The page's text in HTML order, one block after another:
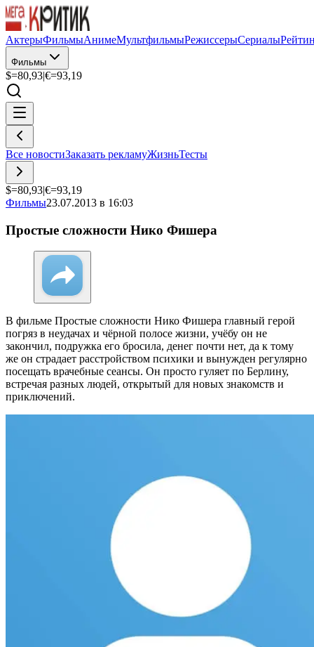
АктерыФильмыАнимеМультфильмыРежиссерыСериалы
Фильмы
$=80,93|€=93,19
Все новостиЗаказать рекламуЖизньТесты
$=80,93|€=93,19
Фильмы23.07.2013 в 16:03
Простые сложности Нико Фишера
В фильме Простые сложности Нико Фишера главный герой
погряз в неудачах и чёрной полосе жизни, учёбу он не
закончил, подружка его бросила, денег почти нет, да к тому
же он страдает расстройством психики и вынужден регулярно
посещать врачебные сеансы. Он просто гуляет по Берлину,
встречая разных людей, открытый для новых знакомств и
приключений.